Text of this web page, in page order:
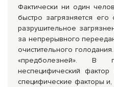
Фактически ни один
быстро загрязняется
разрушительное
за непрерывного
очистительного
«предболезней». В
неспецифический фактор
специфические факторы и,